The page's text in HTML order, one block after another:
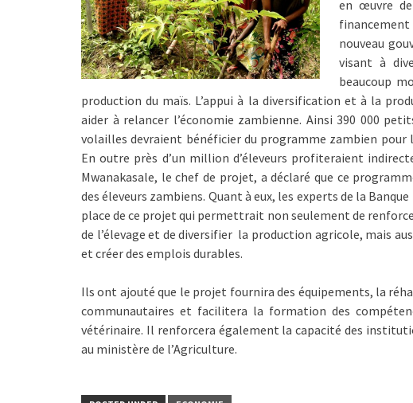
en œuvre
financement
nouveau
visant à
beaucoup
production du maïs. L’appui à la diversification et à la
aider à relancer l’économie zambienne. Ainsi 390 000
volailles devraient bénéficier du programme zambien
En outre près d’un million d’éleveurs profiteraient
Mwanakasale, le chef de projet, a déclaré que ce
des éleveurs zambiens. Quant à eux, les experts de la
place de ce projet qui permettrait non seulement de
de l’élevage et de diversifier la production agricole, mais
et créer des emplois durables.
Ils ont ajouté que le projet fournira des équipements, la
communautaires et facilitera la formation des
vétérinaire. Il renforcera également la capacité des
au ministère de l’Agriculture.